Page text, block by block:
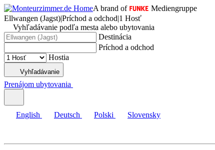
A brand of
Mediengruppe
Ellwangen (Jagst)|Príchod a odchod|1 Hosť
Vyhľadávanie podľa mesta alebo ubytovania
Destinácia
Príchod a odchod
Hostia
Vyhľadávanie
Prenájom ubytovania
English Deutsch Polski Slovensky